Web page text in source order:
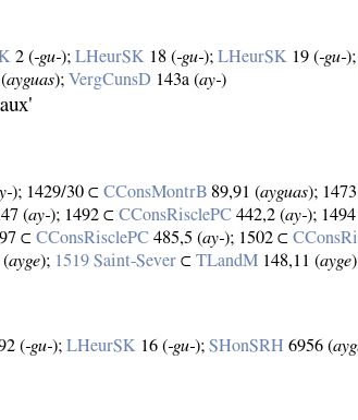
2 (‑gu‑);LHeurSK 18 (‑gu‑);LHeurSK 19 (‑gu‑
ayguas);VergCunsD 143a (ay‑)
); 1429/30 ⊂CConsMontrB 89,91 (ayguas);
(ay‑); 1492 ⊂CConsRisclePC 442,2 (ay‑);
⊂CConsRisclePC 485,5 (ay‑); 1502 ⊂
(ayge); 1519 Saint‑Sever ⊂TLandM 148,11 (ayge
(‑gu‑);LHeurSK 16 (‑gu‑);SHonSRH 6956 (